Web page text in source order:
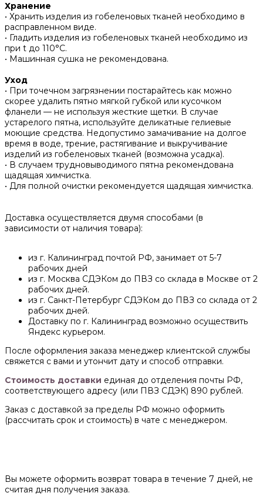
Хранение
• Хранить изделия из гобеленовых тканей необходимо в
расправленном виде.
• ‌Гладить изделия из гобеленовых тканей необходимо из
при t до 110°С.
• ‌Машинная сушка не рекомендована.
Уход
• При точечном загрязнении постарайтесь как можно
скорее удалить пятно мягкой губкой или кусочком
фланели — не используя жесткие щетки. В случае
устарелого пятна, используйте деликатные гелиевые
моющие средства. Недопустимо замачивание на долгое
время в воде, трение, растягивание и выкручивание
изделий из гобеленовых тканей (возможна усадка).
• В случаем трудновыводимого пятна рекомендована
щадящая химчистка.
• Для полной очистки рекомендуется щадящая химчистка.
Доставка осуществляется двумя способами (в
зависимости от наличия товара):
из г. Калининград почтой РФ, занимает от 5-7
рабочих дней
из г. Москва СДЭКом до ПВЗ со склада в Москве от 2
рабочих дней.
из г. Санкт-Петербург СДЭКом до ПВЗ со склада от 2
рабочих дней.
Доставку по г. Калининград возможно осуществить
Яндекс курьером.
После оформления заказа менеджер клиентской службы
свяжется с вами и утончит дату и способ отправки.
Стоимость доставки единая до отделения почты РФ,
соответствующего адресу (или ПВЗ СДЭК) 890 рублей.
Заказ с доставкой за пределы РФ можно оформить
(рассчитать срок и стоимость) в чате с менеджером.
Вы можете оформить возврат товара в течение 7 дней, не
считая дня получения заказа.